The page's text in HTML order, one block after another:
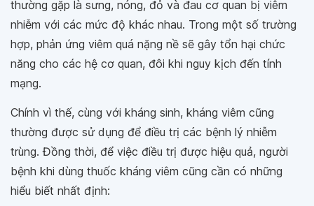
thường gặp là sưng, nóng, đỏ và đau cơ quan bị viêm
nhiễm với các mức độ khác nhau. Trong một số trường
hợp, phản ứng viêm quá nặng nề sẽ gây tổn hại chức
năng cho các hệ cơ quan, đôi khi nguy kịch đến tính
mạng.
Chính vì thế, cùng với kháng sinh, kháng viêm cũng
thường được sử dụng để điều trị các bệnh lý nhiễm
trùng. Đồng thời, để việc điều trị được hiệu quả, người
bệnh khi dùng thuốc kháng viêm cũng cần có những
hiểu biết nhất định: